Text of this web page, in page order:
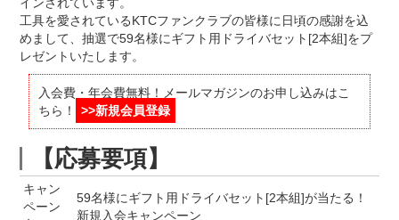
工具を愛されているKTCファンクラブの皆様に日頃の感謝を込
めまして、抽選で59名様にギフト用ドライバセット[2本組]をプ
レゼントいたします。
入会費・年会費無料！メールマガジンのお申し込みはこ
ちら！
>>新規会員登録
【応募要項】
キャン
ペーン
59名様にギフト用ドライバセット[2本組]が当たる！
新規入会キャンペーン